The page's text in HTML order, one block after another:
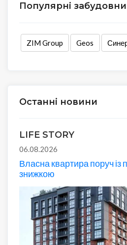
Популярні
ZIM Group Geos
Останні новини
LIFE STORY
06.08.2026
Власна квартира поруч із
знижкою